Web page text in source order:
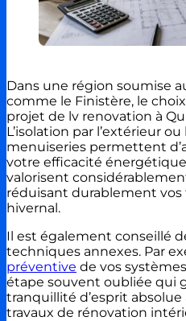
Dans une région soumise
comme le Finistère, le
projet de lv renovation à
L’isolation par l’extérieur
menuiseries permettent
votre efficacité
valorisent
réduisant durablement vos
hivernal.
Il est également conseillé
techniques annexes. Par
préventive de vos
étape souvent oubliée qui
tranquillité d’esprit absolue
travaux de rénovation